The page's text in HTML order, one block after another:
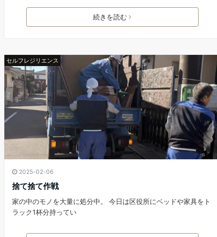
続きを読む
セルフレジリエンス
2025-02-06
捨て捨て作戦
家の中のモノを大量に処分中。 今日は区役所にベッドや家具をト
ラック1杯分持ってい